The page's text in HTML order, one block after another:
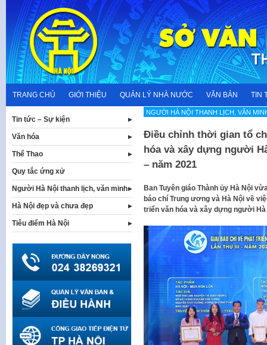
content
TRANG CHỦ GIỚI THIỆU QUẢN LÝ NHÀ NƯỚC VĂN BẢN TIN
NGƯỜI HÀ NỘI THANH LỊCH, VĂN
Điều chỉnh thời gian tổ
hóa và xây dựng người
– năm 2021
Ban Tuyên giáo Thành ủy Hà Nội
báo chí Trung ương và Hà Nội về
triển văn hóa và xây dựng người
Tin tức – Sự kiện
Văn hóa
Thể Thao
Quy tắc ứng xử
Người Hà Nội thanh lịch, văn minh
Hà Nội đẹp và chưa đẹp
Tiêu điểm Hà Nội